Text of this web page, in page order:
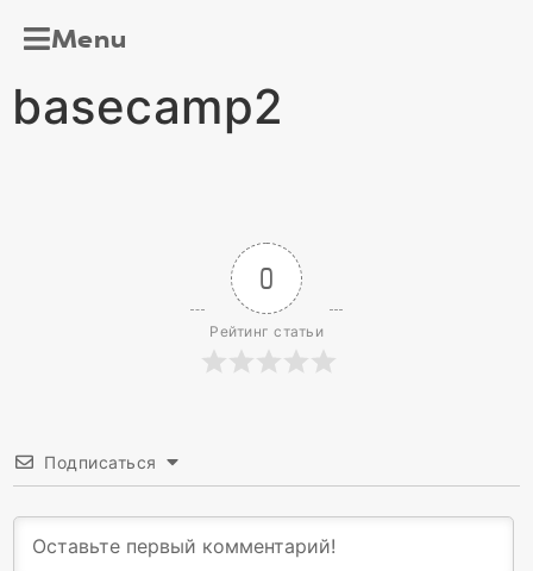
Menu
basecamp2
0
Рейтинг статьи
Подписаться